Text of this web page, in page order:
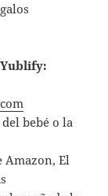
bebé o la
Amazon, El